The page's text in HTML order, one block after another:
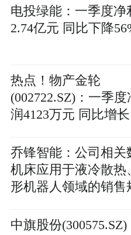
电投绿能：一季度净
2.74亿元 同比下降
热点！物产金轮
(002722.SZ)：一季度
润4123万元 同比增长
乔锋智能：公司相关
机床应用于液冷散热
形机器人领域的销售
中旗股份(300575.SZ)